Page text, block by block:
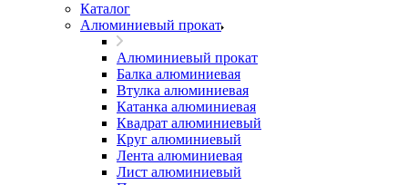
Каталог
Алюминиевый прокат
Алюминиевый прокат
Балка алюминиевая
Втулка алюминиевая
Катанка алюминиевая
Квадрат алюминиевый
Круг алюминиевый
Лента алюминиевая
Лист алюминиевый